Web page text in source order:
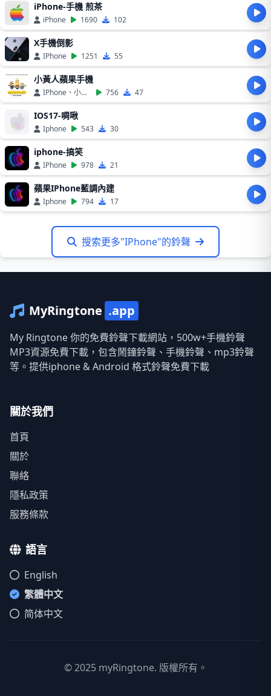
iPhone-手機 煎茶
iPhone 1690 102
X手機倒影
IPhone 1251 55
小黃人蘋果手機
IPhone、小黃人 756 47
IOS17-啁啾
Iphone 543 30
iphone-搞笑
IPhone 978 21
蘋果IPhone藍調內建
Iphone 794 17
搜索更多"IPhone"的鈴聲
MyRingtone .app
My Ringtone 你的免費鈴聲下載網站，500w+手機鈴聲
MP3資源免費下載，包含鬧鐘鈴聲、手機鈴聲、mp3鈴聲
等。提供iphone & Android 格式鈴聲免費下載
關於我們
首頁
關於
聯絡
隱私政策
服務條款
語言
English
繁體中文
简体中文
© 2025 myRingtone. 版權所有。